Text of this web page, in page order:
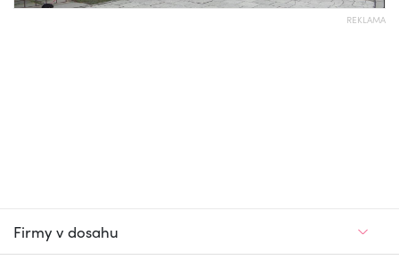
REKLAMA
Firmy v dosahu